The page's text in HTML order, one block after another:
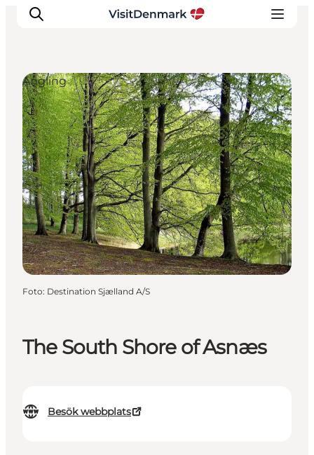
Inspiration
Resmål
Aktiviteter
Övernatta
Planera resan
The South Shore of Asnæs
Besök webbplats
Angling
Foto: Destination Sjælland A/S